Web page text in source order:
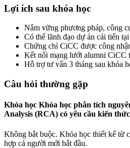
Lợi ích sau khóa học
Nắm vững phương pháp, công
Có thể lãnh đạo dự án cải tiến
Chứng chỉ CiCC được công
Kết nối mạng lưới alumni CiCC
Hỗ trợ tư vấn 3 tháng sau khóa
Câu hỏi thường gặp
Khóa học Khóa học phân tích
Analysis (RCA) có yêu cầu kiến
Không bắt buộc. Khóa học thiết kế từ
hợp cả người mới bắt đầu.